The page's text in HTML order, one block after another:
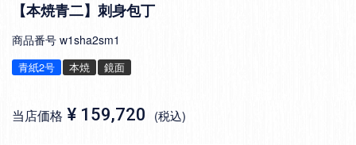
【本焼青二】刺身包丁
商品番号 w1sha2sm1
青紙2号 本焼 鏡面
当店価格 ¥ 159,720 税込